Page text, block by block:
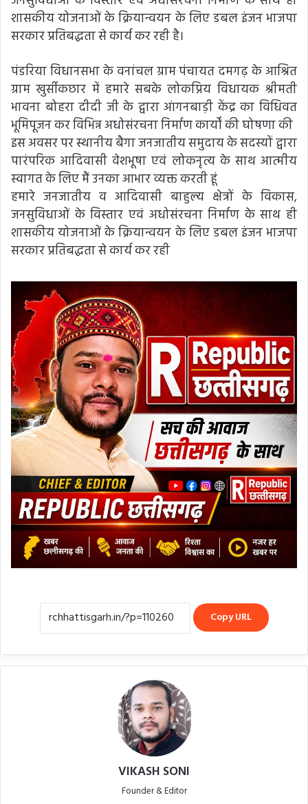
शासकीय योजनाओं के क्रियान्वयन के लिए डबल इंजन भाजपा
सरकार प्रतिबद्धता से कार्य कर रही है।
पंडरिया विधानसभा के वनांचल ग्राम पंचायत दमगढ़ के आश्रित
ग्राम खुर्सीकछार में हमारे सबके लोकप्रिय विधायक श्रीमती
भावना बोहरा दीदी जी के द्वारा आंगनबाड़ी केंद्र का विधिवत
भूमिपूजन कर विभिन्न अधोसंरचना निर्माण कार्यों की घोषणा की
इस अवसर पर स्थानीय बैगा जनजातीय समुदाय के सदस्यों द्वारा
पारंपरिक आदिवासी वेशभूषा एवं लोकनृत्य के साथ आत्मीय
स्वागत के लिए मैं उनका आभार व्यक्त करती हूं
हमारे जनजातीय व आदिवासी बाहुल्य क्षेत्रों के विकास,
जनसुविधाओं के विस्तार एवं अधोसंरचना निर्माण के साथ ही
शासकीय योजनाओं के क्रियान्वयन के लिए डबल इंजन भाजपा
सरकार प्रतिबद्धता से कार्य कर रही
Copy URL
VIKASH SONI
Founder & Editor